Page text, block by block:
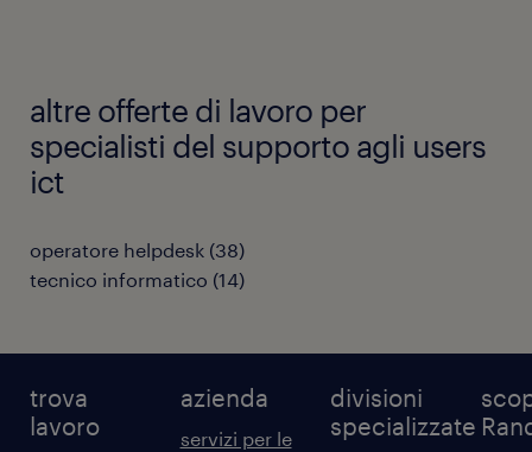
altre offerte di lavoro per
specialisti del supporto agli users
ict
operatore helpdesk (38)
tecnico informatico (14)
trova
lavoro
azienda
servizi per le
divisioni
specializzate